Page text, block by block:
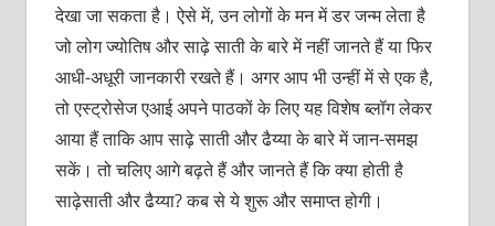
देखा जा सकता है। ऐसे में, उन लोगों के मन में डर जन्म लेता है
जो लोग ज्योतिष और साढ़े साती के बारे में नहीं जानते हैं या फिर
आधी-अधूरी जानकारी रखते हैं। अगर आप भी उन्हीं में से एक है,
तो एस्ट्रोसेज एआई अपने पाठकों के लिए यह विशेष ब्लॉग लेकर
आया हैं ताकि आप साढ़े साती और ढैय्या के बारे में जान-समझ
सकें। तो चलिए आगे बढ़ते हैं और जानते हैं कि क्या होती है
साढ़ेसाती और ढैय्या? कब से ये शुरू और समाप्त होगी।